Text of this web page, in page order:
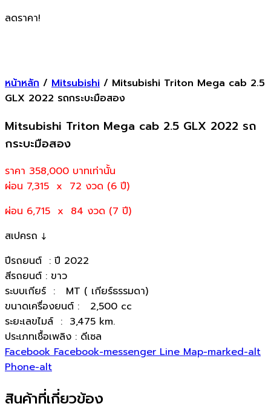
ลดราคา!
หน้าหลัก / Mitsubishi / Mitsubishi Triton Mega cab 2.5
GLX 2022 รถกระบะมือสอง
Mitsubishi Triton Mega cab 2.5 GLX 2022 รถ
กระบะมือสอง
ราคา 358,000 บาทเท่านั้น
ผ่อน 7,315 x 72 งวด (6 ปี)
ผ่อน 6,715 x 84 งวด (7 ปี)
สเปครถ ↓
ปีรถยนต์ : ปี 2022
สีรถยนต์ : ขาว
ระบบเกียร์ : MT ( เกียร์ธรรมดา)
ขนาดเครื่องยนต์ : 2,500 cc
ระยะเลขไมล์ : 3,475 km.
ประเภทเชื้อเพลิง : ดีเซล
Facebook Facebook-messenger Line Map-marked-alt
Phone-alt
สินค้าที่เกี่ยวข้อง